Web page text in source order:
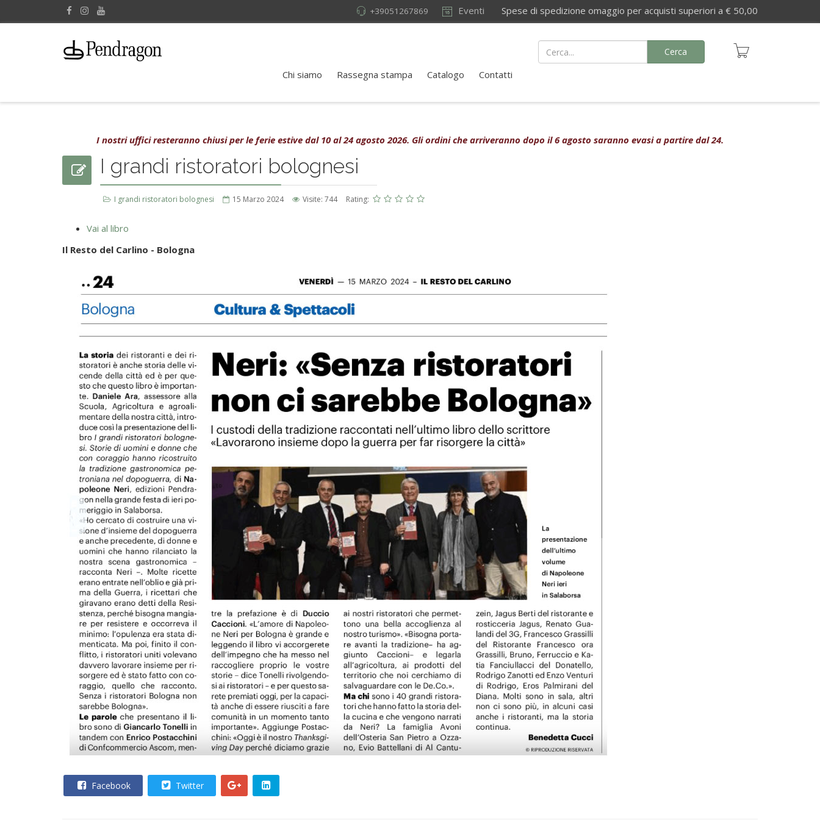
Eventi Spese di spedizione omaggio per acquisti superiori a € 50,00
+39051267869
Chi siamo Rassegna stampa Catalogo Contatti
Cerca
I nostri uffici resteranno chiusi per le ferie estive dal 10 al 24 agosto 2026. Gli ordini che arriveranno dopo il 6 agosto saranno evasi a partire dal 24.
I grandi ristoratori bolognesi
I grandi ristoratori bolognesi 15 Marzo 2024 Visite: 744 Rating:
Vai al libro
Il Resto del Carlino - Bologna
Facebook Twitter